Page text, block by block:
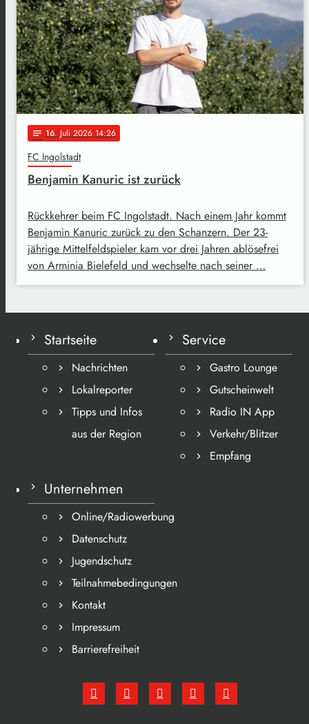
notes 16. Juli 2026 14:26
FC Ingolstadt
Benjamin Kanuric ist zurück
Rückkehrer beim FC Ingolstadt. Nach einem Jahr kommt
Benjamin Kanuric zurück zu den Schanzern. Der 23-
jährige Mittelfeldspieler kam vor drei Jahren ablösefrei
von Arminia Bielefeld und wechselte nach seiner …
Startseite
Nachrichten
Lokalreporter
Tipps und Infos
aus der Region
Service
Gastro Lounge
Gutscheinwelt
Radio IN App
Verkehr/Blitzer
Empfang
Unternehmen
Online/Radiowerbung
Datenschutz
Jugendschutz
Teilnahmebedingungen
Kontakt
Impressum
Barrierefreiheit